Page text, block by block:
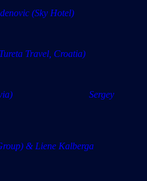
(Sky Hotel)
Travel, Croatia)
… (Latvia) Sergey
& Liene Kalberga